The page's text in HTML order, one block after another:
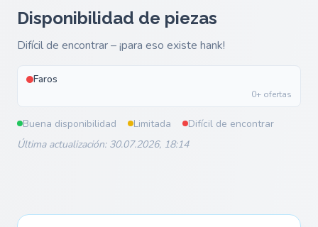
Disponibilidad de piezas
Difícil de encontrar – ¡para eso existe hank!
Faros
0+ ofertas
Buena disponibilidad Limitada
Difícil de encontrar
Última actualización: 30.07.2026, 18:14